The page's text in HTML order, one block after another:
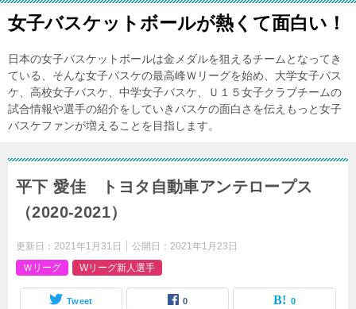
女子バスケットボールが熱くて面白い！
日本の女子バスケットボールは金メダルを狙えるチームとなってき
ている、そんな女子バスケの最高峰Ｗリーグを始め、大学女子バス
ケ、高校女子バスケ、中学女子バスケ、Ｕ１５女子クラブチームの
試合情報や選手の紹介をしていきバスケの面白さを伝えもっと女子
バスケファンが増えることを目指します。
平下 愛佳 トヨタ自動車アンテロープス
（2020-2021）
更新日： 2021年1月31日 公開日： 2021年1月23日
Ｗリーグ
Wリーグ新人選手
Tweet 0 0